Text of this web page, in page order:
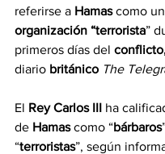
referirse a Hamas como
organización “terrorista”
primeros días del
diario británico The
El Rey Carlos III ha
de Hamas como “bárbaros
“terroristas”, según